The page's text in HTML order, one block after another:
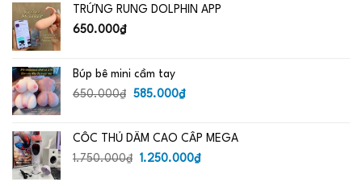
650.000₫.là:
TRỨNG RUNG DOLPHIN APP
650.000₫
Búp bê mini cầm tay
650.000₫
Giá
650.000₫.
585.000₫Giá
là:
585.000₫.
CỐC THỦ DÂM CAO CẤP MEGA
1.750.000₫
Giá
1.250.000₫Giá